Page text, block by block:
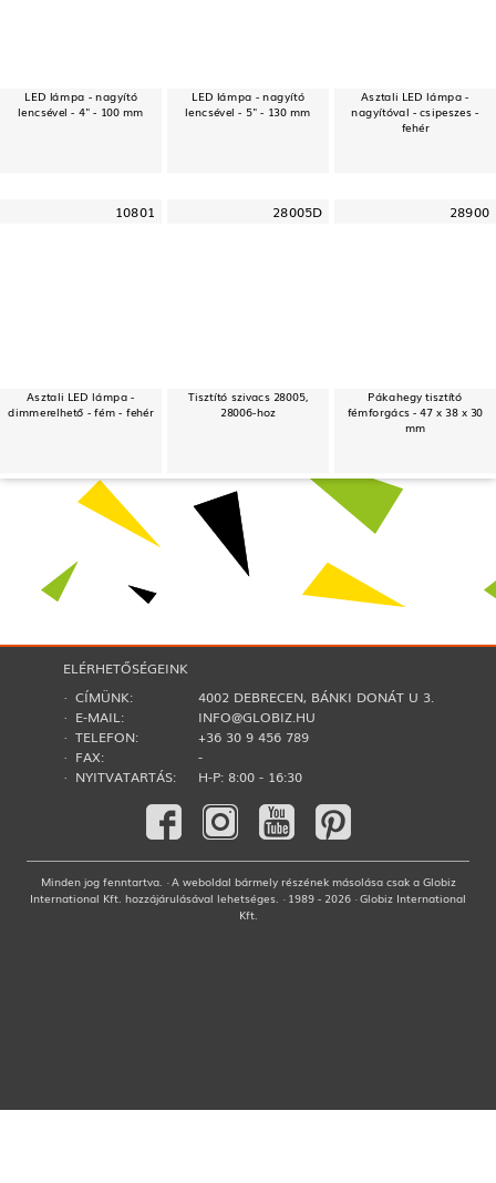
LED lámpa - nagyító
lencsével - 4" - 100 mm
LED lámpa - nagyító
lencsével - 5" - 130 mm
Asztali LED lámpa -
nagyítóval - csipeszes -
fehér
10801
Asztali LED lámpa -
dimmerelhető - fém - fehér
28005D
Tisztító szivacs 28005,
28006-hoz
28900
Pákahegy tisztító
fémforgács - 47 x 38 x 30
mm
ELÉRHETŐSÉGEINK
· CÍMÜNK:
4002 DEBRECEN, BÁNKI DONÁT U 3.
· E-MAIL:
INFO@GLOBIZ.HU
· TELEFON:
+36 30 9 456 789
· FAX:
-
· NYITVATARTÁS:
H-P: 8:00 - 16:30
Minden jog fenntartva. · A weboldal bármely részének másolása csak a Globiz
International Kft. hozzájárulásával lehetséges. · 1989 - 2026 · Globiz International
Kft.